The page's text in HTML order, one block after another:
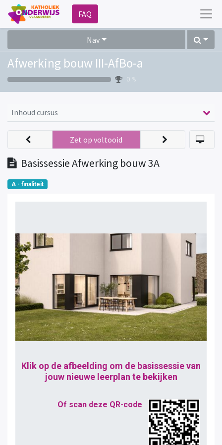
FAQ
Nav
Afwerking bouw III-AfBo-a
0 %
Inhoud cursus
Basissessie Afwerking bouw 3A
Zet op voltooid
A - finaliteit
Klik op de afbeelding om de basissessie van
jouw nieuwe leerplan te bekijken
Of scan deze QR-code